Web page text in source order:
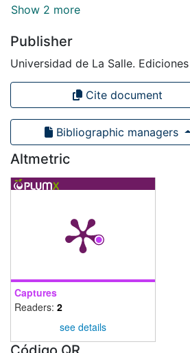
Show 2 more
Publisher
Universidad de La Salle.
Cite document
Bibliographic managers
Altmetric
Captures
Readers: 2
see details